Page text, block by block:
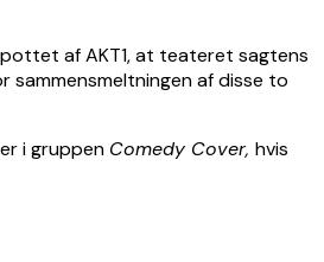
af AKT1, at teateret sagtens
af disse to
i gruppen Comedy Cover, hvis